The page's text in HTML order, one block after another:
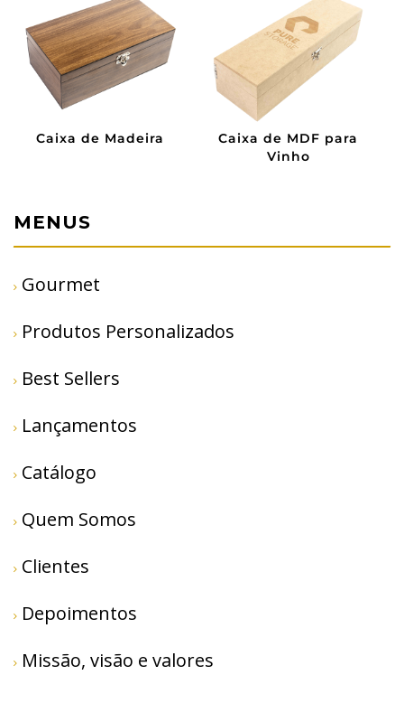
Caixa de Madeira
Caixa de MDF para
Vinho
MENUS
Gourmet
Produtos Personalizados
Best Sellers
Lançamentos
Catálogo
Quem Somos
Clientes
Depoimentos
Missão, visão e valores